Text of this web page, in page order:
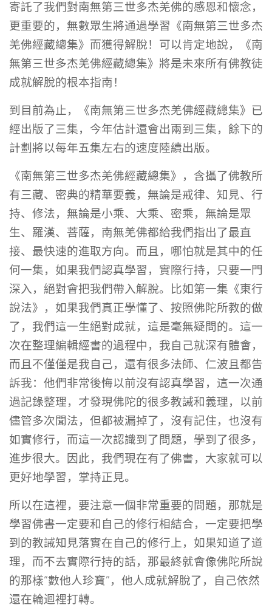
寄託了我們對南無第三世多杰羌佛的感恩和懷念，
更重要的，無數眾生將通過學習《南無第三世多杰
羌佛經藏總集》而獲得解脫！可以肯定地說，《南
無第三世多杰羌佛經藏總集》將是未來所有佛教徒
成就解脫的根本指南！
到目前為止，《南無第三世多杰羌佛經藏總集》已
經出版了三集，今年估計還會出兩到三集，餘下的
計劃將以每年五集左右的速度陸續出版。
《南無第三世多杰羌佛經藏總集》，含攝了佛教所
有三藏、密典的精華要義，無論是戒律、知見、行
持、修法，無論是小乘、大乘、密乘，無論是眾
生、羅漢、菩薩，南無羌佛都給我們指出了最直
接、最快速的進取方向。而且，哪怕就是其中的任
何一集，如果我們認真學習，實際行持，只要一門
深入，絕對會把我們帶入解脫。比如第一集《東行
說法》，如果我們真正學懂了、按照佛陀所教的做
了，我們這一生絕對成就，這是毫無疑問的。這一
次在整理編輯經書的過程中，我自己就深有體會，
而且不僅僅是我自己，還有很多法師、仁波且都告
訴我：他們非常後悔以前沒有認真學習，這一次通
過記錄整理，才發現佛陀的很多教誡和義理，以前
儘管多次聞法，但都被漏掉了，沒有記住，也沒有
如實修行，而這一次認識到了問題，學到了很多，
進步很大。因此，我們現在有了佛書，大家就可以
更好地學習，掌持正見。
所以在這裡，要注意一個非常重要的問題，那就是
學習佛書一定要和自己的修行相結合，一定要把學
到的教誡知見落實在自己的修行上，如果知道了道
理，而不去實際行持的話，那最終就會像佛陀所說
的那樣“數他人珍寶”，他人成就解脫了，自己依然
還在輪迴裡打轉。